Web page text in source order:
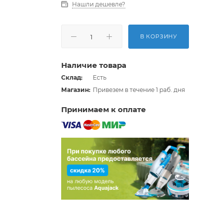
Нашли дешевле?
В КОРЗИНУ
Наличие товара
Склад:
Есть
Магазин: Привезем в течение 1 раб. дня
Принимаем к оплате